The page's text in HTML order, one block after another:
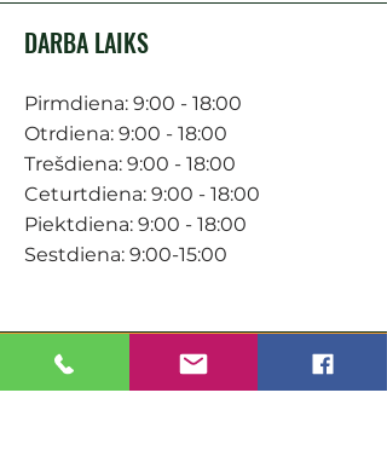
DARBA LAIKS
Pirmdiena: 9:00 - 18:00
Otrdiena: 9:00 - 18:00
Trešdiena: 9:00 - 18:00
Ceturtdiena: 9:00 - 18:00
Piektdiena: 9:00 - 18:00
Sestdiena: 9:00-15:00
KONTAKTI